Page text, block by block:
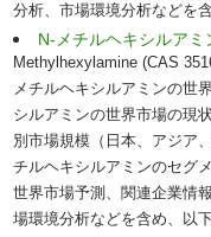
分析、市場環境分析などを
N-メチルヘキシルア
Methylhexylamine (CAS
メチルヘキシルアミンの世
シルアミンの世界市場の現
別市場規模（日本、アジア
チルヘキシルアミンのセグ
世界市場予測、関連企業情
場環境分析などを含め、以